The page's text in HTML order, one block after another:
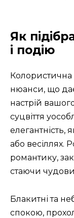
Як
і подію
Колористична
нюанси, що
настрій
суцвіття
елегантність,
або весіллях.
романтику,
стаючи
Блакитні та
спокою,